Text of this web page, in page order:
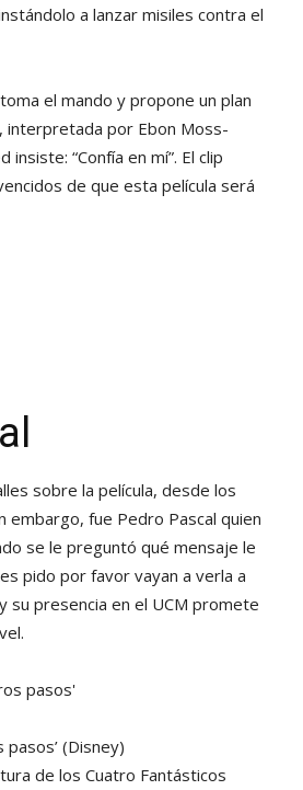
a lanzar misiles contra el
el mando y propone un plan
interpretada por Ebon Moss-
“Confía en mí”. El clip
de que esta película será
sobre la película, desde los
embargo, fue Pedro Pascal quien
se le preguntó qué mensaje le
pido por favor vayan a verla a
su presencia en el UCM promete
pasos’ (Disney)
de los Cuatro Fantásticos